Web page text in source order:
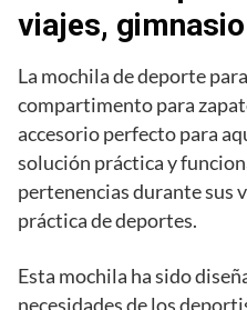
viajes,
La mochila de deporte
compartimento para
accesorio perfecto para
solución práctica y
pertenencias durante sus
práctica de deportes.
Esta mochila ha sido